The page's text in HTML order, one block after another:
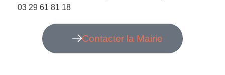
03 29 61 81 18
Contacter la Mairie